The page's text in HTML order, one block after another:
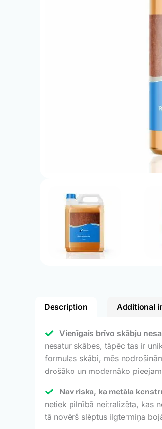
Description Additional
Vienīgais brīvo skābju
nesatur skābes, tāpēc tas ir
formulas skābi, mēs
drošāko un modernāko
Nav riska, ka metāla
netiek pilnībā neitralizēta, kas
tā novērš slēptus ilgtermiņa